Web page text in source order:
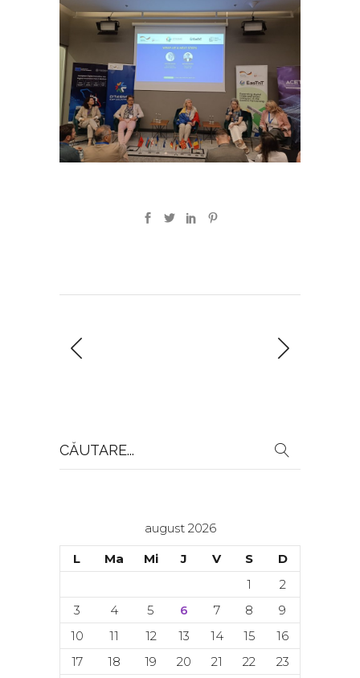
Search
for:
august 2026
L
Ma Mi J V S
D
1
2
3
4 5 6 7 8
9
10
11 12 13 14 15
16
17
18 19 20 21 22
23